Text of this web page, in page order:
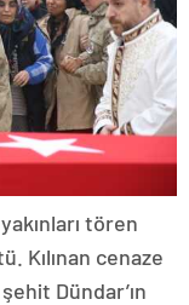
tören
Kılınan cenaze
Dündar’ın